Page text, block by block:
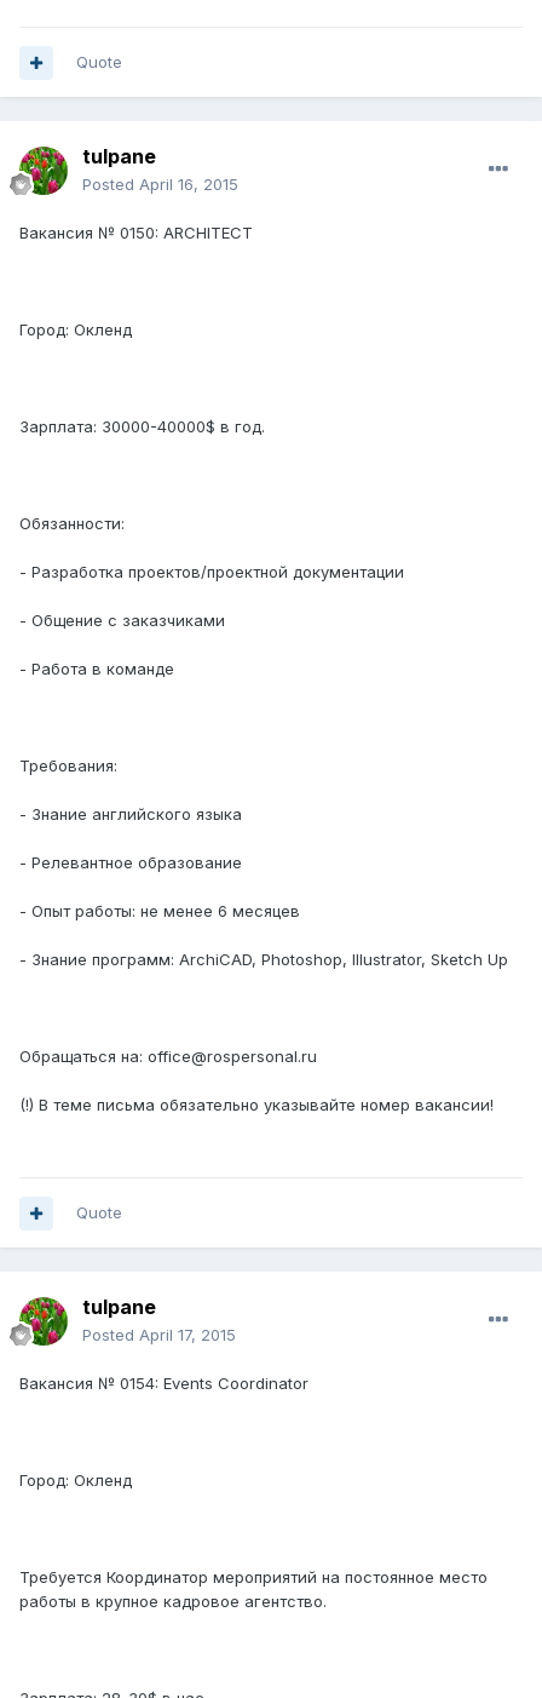
Quote
tulpane
Posted April 16, 2015
Вакансия № 0150: ARCHITECT
Город: Окленд
Зарплата: 30000-40000$ в год.
Обязанности:
- Разработка проектов/проектной документации
- Общение с заказчиками
- Работа в команде
Требования:
- Знание английского языка
- Релевантное образование
- Опыт работы: не менее 6 месяцев
- Знание программ: ArchiCAD, Photoshop, Illustrator, Sketch Up
Обращаться на: office@rospersonal.ru
(!) В теме письма обязательно указывайте номер вакансии!
Quote
tulpane
Posted April 17, 2015
Вакансия № 0154: Events Coordinator
Город: Окленд
Требуется Координатор мероприятий на постоянное место
работы в крупное кадровое агентство.